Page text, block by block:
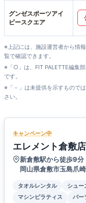
グンゼスポーツアイ
ビースクエア
※上記には、施設運営者から情
覧で確認できます。
※「○」は、FIT PALETTE編集
です。
※「－」は未提供を示すもので
さい。
キャンペーン中
エレメント倉敷店
新倉敷駅から徒歩9分
岡山県倉敷市玉島爪
タオルレンタル シュー
マシンピラティス
パー